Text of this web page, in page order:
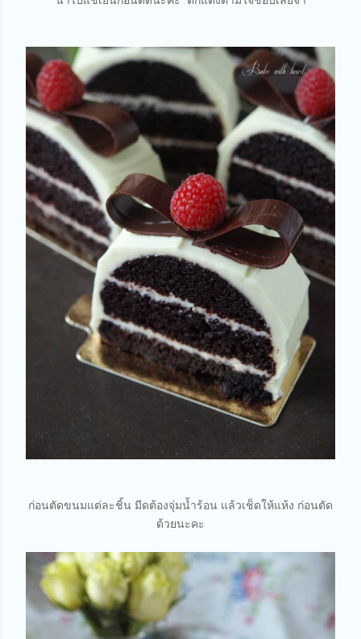
ก่อนตัดขนมแต่ละชิ้น มีดต้องจุ่มน้ำร้อน แล้วเช็ดให้แห้ง ก่อนตัด
ด้วยนะคะ